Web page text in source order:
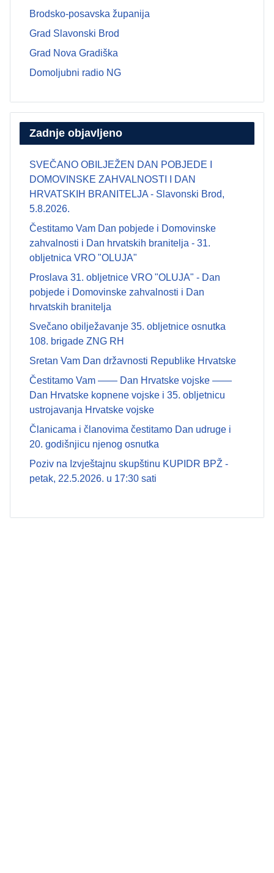
Brodsko-posavska županija
Grad Slavonski Brod
Grad Nova Gradiška
Domoljubni radio NG
Zadnje objavljeno
SVEČANO OBILJEŽEN DAN POBJEDE I
DOMOVINSKE ZAHVALNOSTI I DAN
HRVATSKIH BRANITELJA - Slavonski Brod,
5.8.2026.
Čestitamo Vam Dan pobjede i Domovinske
zahvalnosti i Dan hrvatskih branitelja - 31.
obljetnica VRO "OLUJA"
Proslava 31. obljetnice VRO "OLUJA" - Dan
pobjede i Domovinske zahvalnosti i Dan
hrvatskih branitelja
Svečano obilježavanje 35. obljetnice osnutka
108. brigade ZNG RH
Sretan Vam Dan državnosti Republike Hrvatske
Čestitamo Vam —— Dan Hrvatske vojske ——
Dan Hrvatske kopnene vojske i 35. obljetnicu
ustrojavanja Hrvatske vojske
Članicama i članovima čestitamo Dan udruge i
20. godišnjicu njenog osnutka
Poziv na Izvještajnu skupštinu KUPIDR BPŽ -
petak, 22.5.2026. u 17:30 sati